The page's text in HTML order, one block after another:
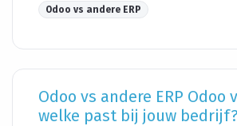
Odoo vs andere ERP
Odoo vs andere ERP Odoo
welke past bij jouw bedrijf?